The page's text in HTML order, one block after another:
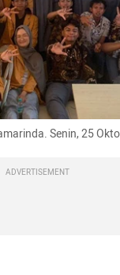
Senin, 25
ADVERTISEMENT